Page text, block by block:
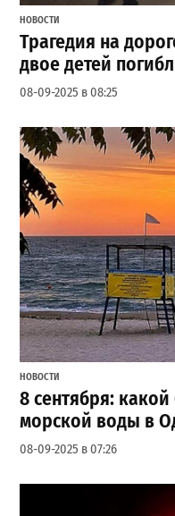
НОВОСТИ
Трагедия на
двое детей
08-09-2025 в 08:25
НОВОСТИ
8 сентября:
морской воды в
08-09-2025 в 07:26